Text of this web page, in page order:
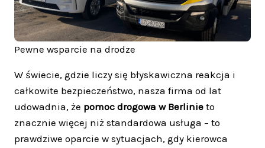
Pewne wsparcie na drodze
W świecie, gdzie liczy się błyskawiczna reakcja i
całkowite bezpieczeństwo, nasza firma od lat
udowadnia, że pomoc drogowa w Berlinie to
znacznie więcej niż standardowa usługa – to
prawdziwe oparcie w sytuacjach, gdy kierowca